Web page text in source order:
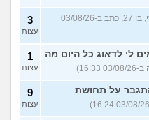
(אנושי, בן 27, כתב ב-03/08/26
3
עצות
לי לדאוג כל היום מה
1
עצות
על תחושת
9
עצות